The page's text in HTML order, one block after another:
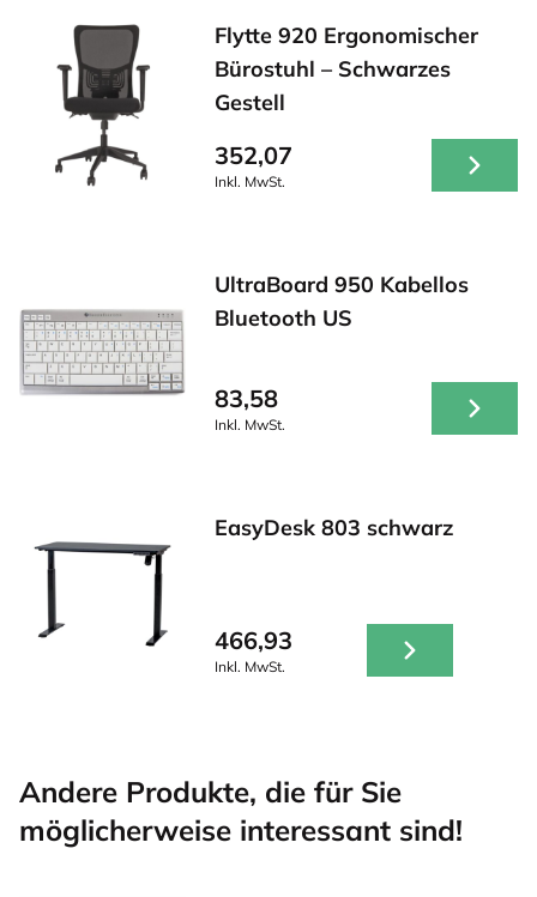
Flytte 920 Ergonomischer
Bürostuhl – Schwarzes
Gestell
352,07
Inkl. MwSt.
UltraBoard 950 Kabellos
Bluetooth US
83,58
Inkl. MwSt.
EasyDesk 803 schwarz
466,93
Inkl. MwSt.
Andere Produkte, die für Sie
möglicherweise interessant sind!